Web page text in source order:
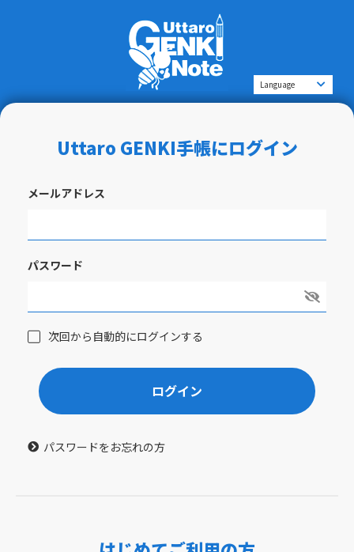
Uttaro GENKI手帳にログイン
メールアドレス
パスワード
次回から自動的にログインする
ログイン
パスワードをお忘れの方